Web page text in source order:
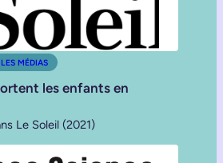
MÉDIAS
les enfants en
Le Soleil (2021)